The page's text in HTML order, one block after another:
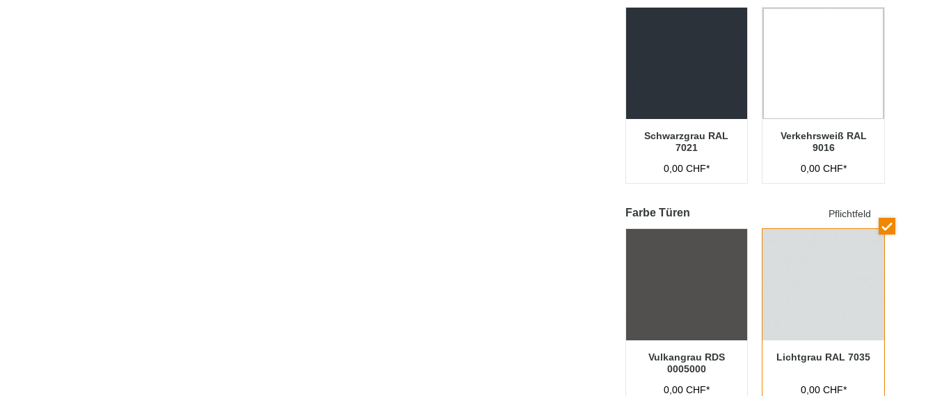
Schwarzgrau RAL
7021
0,00 CHF*
Verkehrsweiß RAL
9016
0,00 CHF*
Farbe Türen Pflichtfeld
Vulkangrau RDS
0005000
0,00 CHF*
Lichtgrau RAL 7035
0,00 CHF*